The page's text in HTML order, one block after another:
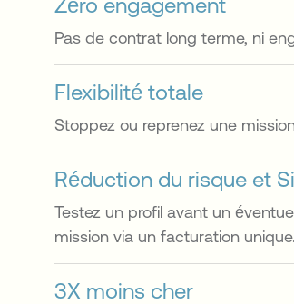
Pas de contrat long terme, ni
Flexibilité totale
Stoppez ou reprenez une
Réduction du risque et
Testez un profil avant un
mission via un facturation unique.
3X moins cher